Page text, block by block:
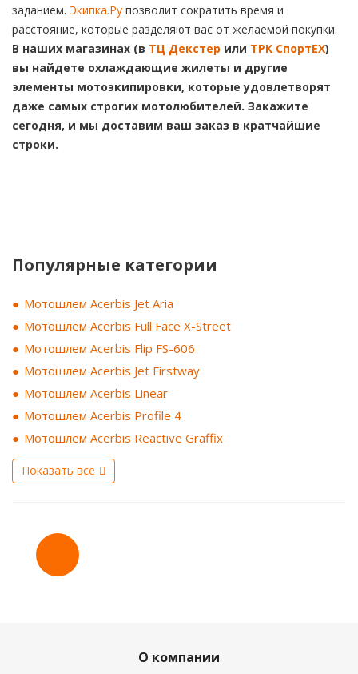
заданием. Экипка.Ру позволит сократить время и
расстояние, которые разделяют вас от желаемой покупки.
В наших магазинах (в ТЦ Декстер или ТРК СпортЕХ)
вы найдете охлаждающие жилеты и другие
элементы мотоэкипировки, которые удовлетворят
даже самых строгих мотолюбителей. Закажите
сегодня, и мы доставим ваш заказ в кратчайшие
строки.
Популярные категории
Мотошлем Acerbis Jet Aria
Мотошлем Acerbis Full Face X-Street
Мотошлем Acerbis Flip FS-606
Мотошлем Acerbis Jet Firstway
Мотошлем Acerbis Linear
Мотошлем Acerbis Profile 4
Мотошлем Acerbis Reactive Graffix
Показать все
О компании